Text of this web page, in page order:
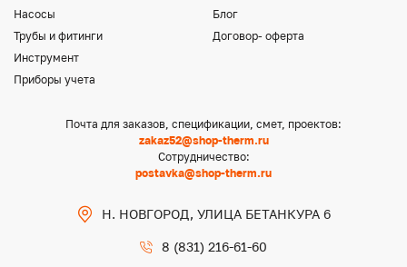
Насосы
Трубы и фитинги
Инструмент
Приборы учета
Блог
Договор- оферта
Почта для заказов, спецификации, смет, проектов:
zakaz52@shop-therm.ru
Сотрудничество:
postavka@shop-therm.ru
Н. НОВГОРОД, УЛИЦА БЕТАНКУРА 6
8 (831) 216-61-60